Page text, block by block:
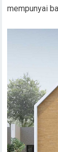
mempunyai